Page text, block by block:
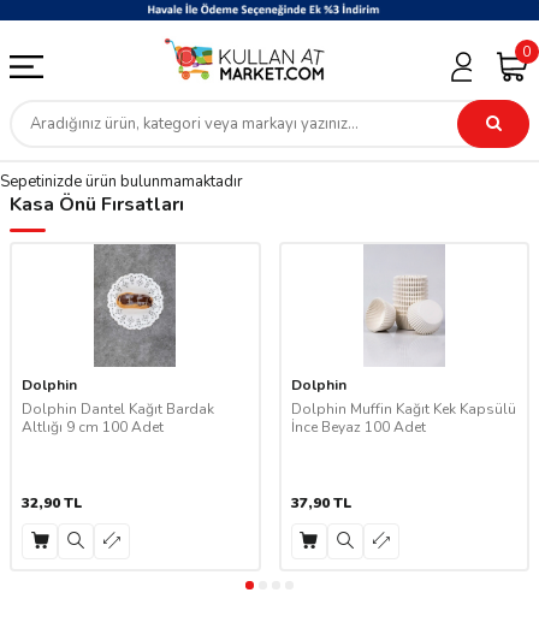
0
Sepetinizde ürün bulunmamaktadır
Kasa Önü Fırsatları
Dolphin
Dolphin Dantel Kağıt Bardak
Altlığı 9 cm 100 Adet
32,90TL
Dolphin
Dolphin Muffin Kağıt Kek Kapsülü
İnce Beyaz 100 Adet
37,90TL